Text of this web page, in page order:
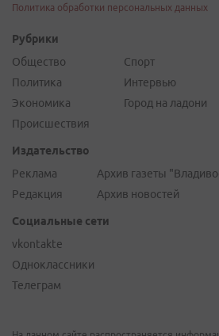
Политика обработки персональных данных
Рубрики
Общество
Политика
Экономика
Происшествия
Спорт
Интервью
Город на ладони
Издательство
Реклама
Редакция
Архив газеты
Архив новостей
Социальные сети
vkontakte
Одноклассники
Телеграм